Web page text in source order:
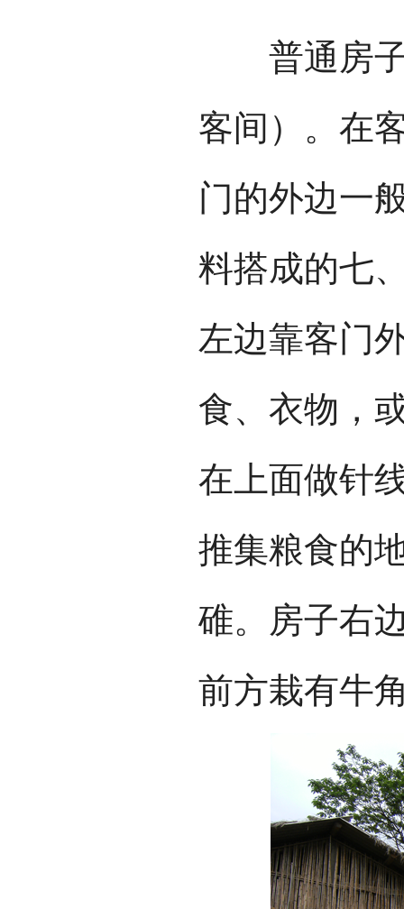
普通房子
客间）。在
门的外边一
料搭成的七
左边靠客门
食、衣物，
在上面做针
推集粮食的
碓。房子右
前方栽有牛